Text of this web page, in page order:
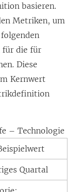
basieren.
Metriken, um
für die für
Diese
Kernwert
– Technologie
Quartal